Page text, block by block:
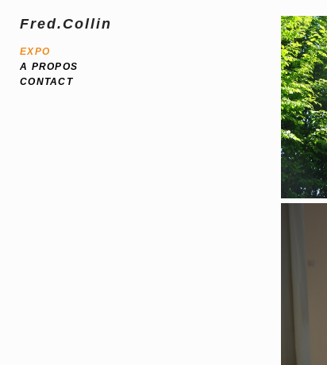
Fred.Collin
EXPO
A PROPOS
CONTACT